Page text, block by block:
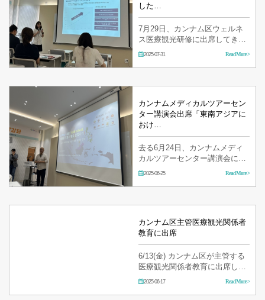
した…
7月29日、カンナム区ウェルネ
ス医療観光研修に出席してきま
した。 イェソンは、より良い医
2025-07-31 Read More >
カンナムメディカルツアーセン
ター講演会出席「東南アジアに
おけ…
去る6月24日、カンナムメディ
カルツアーセンター講演会に出
席しました。 イェソン耳鼻咽喉
2025-06-25 Read More >
カンナム区主管医療観光関係者
教育に出席
6/13(金) カンナム区が主管する
医療観光関係者教育に出席しま
した!
2025-06-17 Read More >